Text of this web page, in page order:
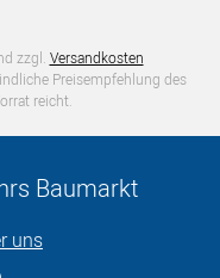
zzgl. Versandkosten
Preisempfehlung des
reicht.
Baumarkt
uns